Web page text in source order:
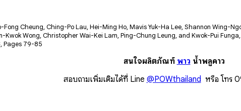
Cheung, Ching-Po Lau, Hei-Ming Ho, Mavis Yuk-Ha Lee, Shannon Wing-
Kwok Wong, Christopher Wai-Kei Lam, Ping-Chung Leung, and Kwok-Pui Funga,
Pages 79-85
สนใจผลิตภัณฑ์ พาว น้ำพลูคาว
สอบถามเพิ่มเติมได้ที่ Line @POWthailand หรือ โทร